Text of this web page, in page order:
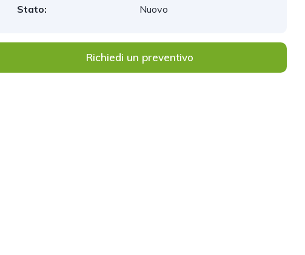
Stato:
Nuovo
Richiedi un preventivo